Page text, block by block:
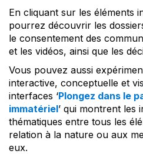
En cliquant sur les éléments
pourrez découvrir les
le consentement des
et les vidéos, ainsi que les
Vous pouvez aussi
interactive, conceptuelle et
interfaces ‘Plongez dans le
immatériel’ qui montrent les
thématiques entre tous les
relation à la nature ou aux
eux.